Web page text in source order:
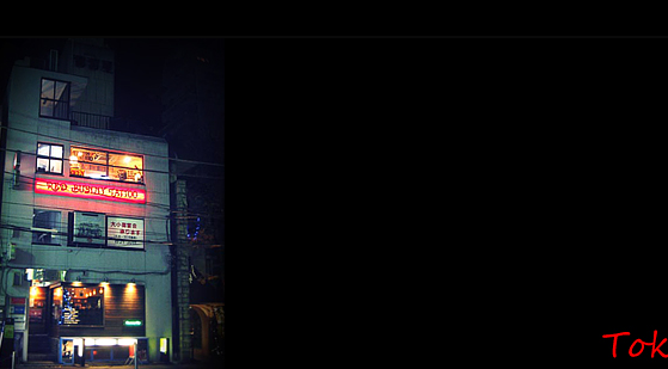
東京 タトゥースタジオ 吉祥寺 Red Bunny
Tattoo タトゥーデザイン・タトゥー画像
タトゥーデザイン・画像の紹介（和彫り・ワンポイント・girl tattoo）